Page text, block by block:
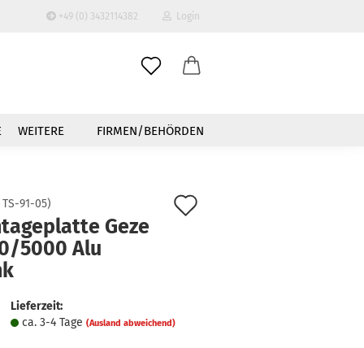
+49 (0) 3432114382 Login
erstellen
vergessen?
FIRMEN/BEHÖRDEN
WEITERE
TS-91-05)
Geze
5000 Alu
Lieferzeit:
ca. 3-4 Tage (Ausland abweichend)